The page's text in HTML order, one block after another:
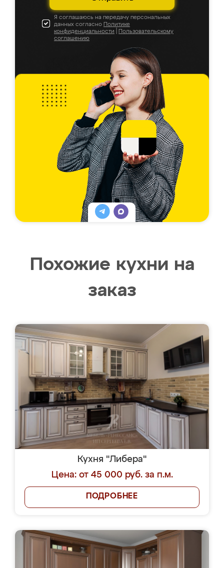
Я соглашаюсь на передачу персональных
данных согласно Политике
конфиденциальности
Пользовательскому
соглашению
Похожие кухни на
заказ
Кухня "Либера"
Цена: от 45 000 руб. за п.м.
ПОДРОБНЕЕ